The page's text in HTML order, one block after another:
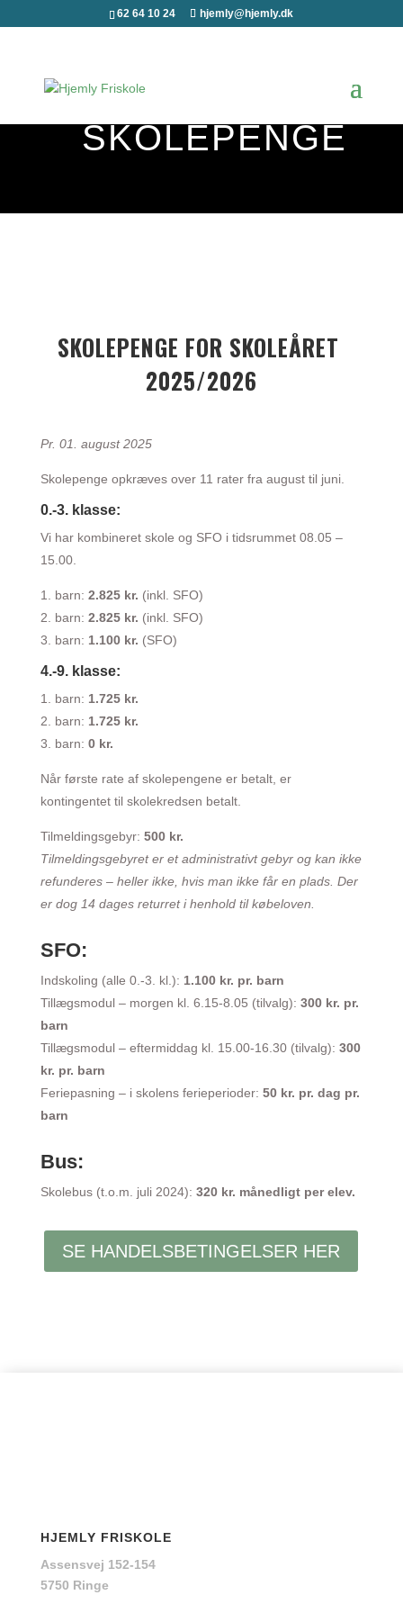
62 64 10 24 hjemly@hjemly.dk
SKOLEPENGE
SKOLEPENGE FOR SKOLEÅRET
2025/2026
Pr. 01. august 2025
Skolepenge opkræves over 11 rater fra august til juni.
0.-3. klasse:
Vi har kombineret skole og SFO i tidsrummet 08.05 –
15.00.
1. barn: 2.825 kr. (inkl. SFO)
2. barn: 2.825 kr. (inkl. SFO)
3. barn: 1.100 kr. (SFO)
4.-9. klasse:
1. barn: 1.725 kr.
2. barn: 1.725 kr.
3. barn: 0 kr.
Når første rate af skolepengene er betalt, er
kontingentet til skolekredsen betalt.
Tilmeldingsgebyr: 500 kr.
Tilmeldingsgebyret er et administrativt gebyr og kan ikke
refunderes – heller ikke, hvis man ikke får en plads. Der
er dog 14 dages returret i henhold til købeloven.
SFO:
Indskoling (alle 0.-3. kl.): 1.100 kr. pr. barn
Tillægsmodul – morgen kl. 6.15-8.05 (tilvalg): 300 kr. pr.
barn
Tillægsmodul – eftermiddag kl. 15.00-16.30 (tilvalg): 300
kr. pr. barn
Feriepasning – i skolens ferieperioder: 50 kr. pr. dag pr.
barn
Bus:
Skolebus (t.o.m. juli 2024): 320 kr. månedligt per elev.
SE HANDELSBETINGELSER HER
HJEMLY FRISKOLE
Assensvej 152-154
5750 Ringe